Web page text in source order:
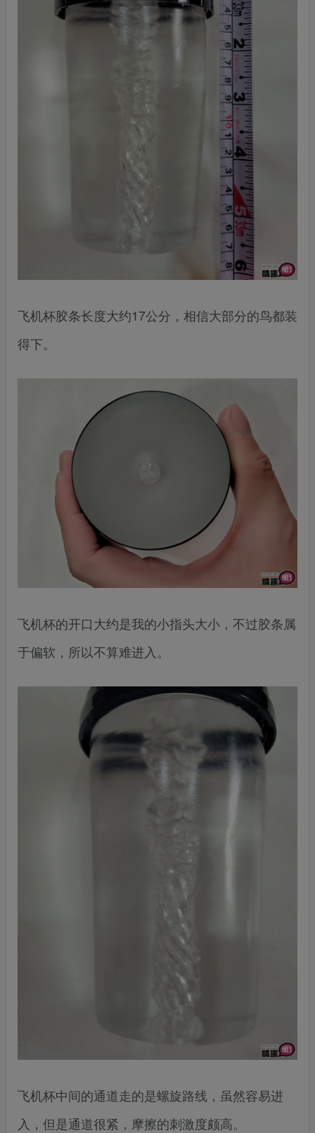
飞机杯胶条长度大约17公分，相信大部分的鸟都装
得下。
飞机杯的开口大约是我的小指头大小，不过胶条属
于偏软，所以不算难进入。
飞机杯中间的通道走的是螺旋路线，虽然容易进
入，但是通道很紧，摩擦的刺激度颇高。